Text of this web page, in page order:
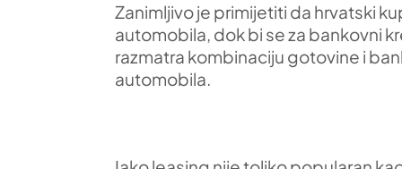
Zanimljivo je primijetiti da hrvatski
automobila, dok bi se za bankovni
razmatra kombinaciju gotovine i
automobila.